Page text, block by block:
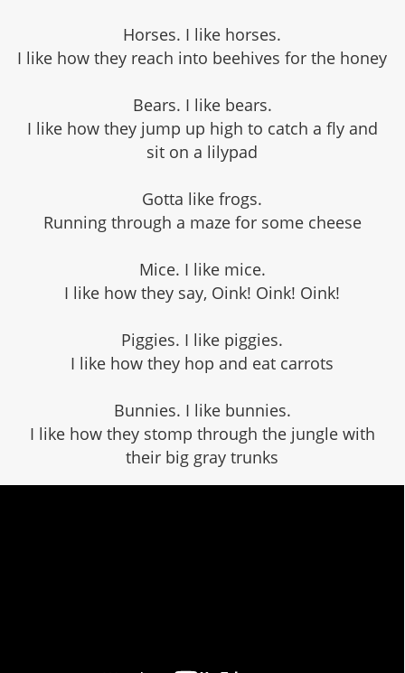
Horses. I like horses.
I like how they reach into beehives for the honey
Bears. I like bears.
I like how they jump up high to catch a fly and
sit on a lilypad
Gotta like frogs.
Running through a maze for some cheese
Mice. I like mice.
I like how they say, Oink! Oink! Oink!
Piggies. I like piggies.
I like how they hop and eat carrots
Bunnies. I like bunnies.
I like how they stomp through the jungle with
their big gray trunks